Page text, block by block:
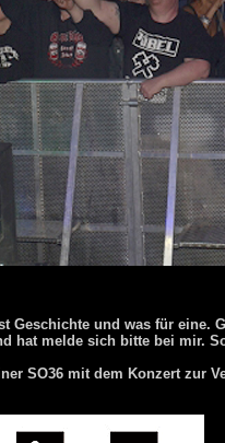
Geschichte und was für
hat melde sich bitte bei mir.
SO36 mit dem Konzert zur